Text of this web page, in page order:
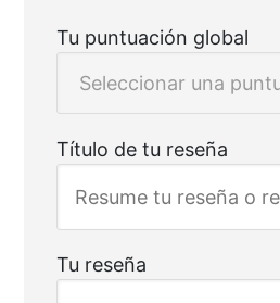
Tu puntuación global
Título de tu reseña
Tu reseña